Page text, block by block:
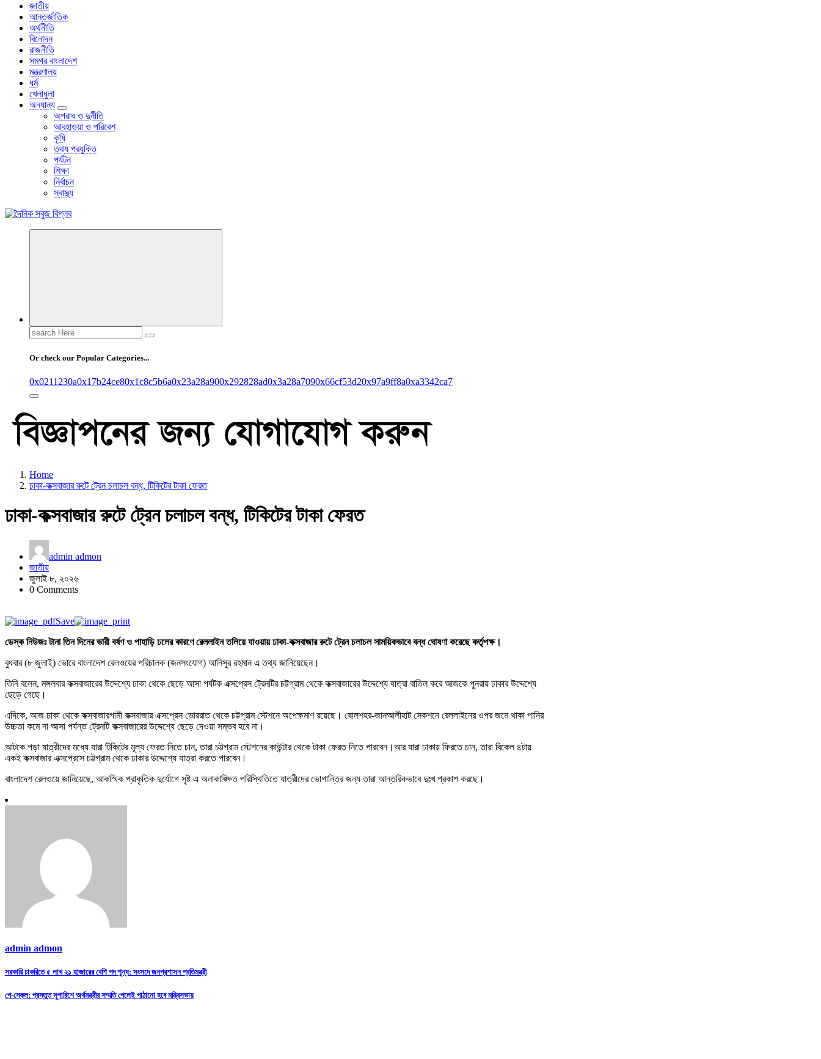
জাতীয়
আন্তর্জাতিক
অর্থনীতি
বিনোদন
রাজনীতি
সমগ্র বাংলাদেশ
মন্ত্রণালয়
ধর্ম
খেলাধুলা
অন্যান্য
অপরাধ ও দুর্নীতি
আবহাওয়া ও পরিবেশ
কৃষি
তথ্য প্রযুক্তি
পর্যটন
শিক্ষা
নির্বাচন
স্বাস্থ্য
বাংলা নিউজ পেপার
Search
for:
Or check our Popular Categories...
0x0211230a0x17b24ce80x1c8c5b6a0x23a28a900x292828ad0x3a28a7090x66cf53d20x97a9ff8a0xa3342ca7
Home
ঢাকা-কক্সবাজার রুটে ট্রেন চলাচল বন্ধ, টিকিটের টাকা ফেরত
ঢাকা-কক্সবাজার রুটে ট্রেন চলাচল বন্ধ, টিকিটের টাকা ফেরত
admin admon
জাতীয়
জুলাই ৮, ২০২৬
0 Comments
Save
ডেস্ক নিউজঃ টানা তিন দিনের ভারী বর্ষণ ও পাহাড়ি ঢলের কারণে রেললাইন তলিয়ে যাওয়ায় ঢাকা-কক্সবাজার রুটে ট্রেন চলাচল সাময়িকভাবে বন্ধ ঘোষণা করেছে কর্তৃপক্ষ।
বুধবার (৮ জুলাই) ভোরে বাংলাদেশ রেলওয়ের পরিচালক (জনসংযোগ) আনিসুর রহমান এ তথ্য জানিয়েছেন।
তিনি বলেন, মঙ্গলবার কক্সবাজারের উদ্দেশ্যে ঢাকা থেকে ছেড়ে আসা পর্যটক এক্সপ্রেস ট্রেনটির চট্টগ্রাম থেকে কক্সবাজারের উদ্দেশ্যে যাত্রা বাতিল করে আজকে পুনরায় ঢাকার উদ্দেশ্যে
ছেড়ে গেছে।
এদিকে, আজ ঢাকা থেকে কক্সবাজারগামী কক্সবাজার এক্সপ্রেস ভোররাত থেকে চট্টগ্রাম স্টেশনে অপেক্ষমাণ রয়েছে। ষোলশহর-জানআলীহাট সেকশনে রেললাইনের ওপর জমে থাকা পানির
উচ্চতা কমে না আসা পর্যন্ত ট্রেনটি কক্সবাজারের উদ্দেশ্যে ছেড়ে দেওয়া সম্ভব হবে না।
আটকে পড়া যাত্রীদের মধ্যে যারা টিকিটের মূল্য ফেরত নিতে চান, তারা চট্টগ্রাম স্টেশনের কাউন্টার থেকে টাকা ফেরত নিতে পারবেন।আর যারা ঢাকায় ফিরতে চান, তারা বিকেল ৪টায়
একই কক্সবাজার এক্সপ্রেসে চট্টগ্রাম থেকে ঢাকার উদ্দেশ্যে যাত্রা করতে পারবেন।
বাংলাদেশ রেলওয়ে জানিয়েছে, আকস্মিক প্রাকৃতিক দুর্যোগে সৃষ্ট এ অনাকাঙ্ক্ষিত পরিস্থিতিতে যাত্রীদের ভোগান্তির জন্য তারা আন্তরিকভাবে দুঃখ প্রকাশ করছে।
admin admon
Post
navigation
সরকারি চাকরিতে ৫ লাখ ২১ হাজারের বেশি পদ শূন্য: সংসদে জনপ্রশাসন প্রতিমন্ত্রী
পে-স্কেল: প্রস্তুত সুপারিশে অর্থমন্ত্রীর সম্মতি পেলেই পাঠানো হবে মন্ত্রিসভায়